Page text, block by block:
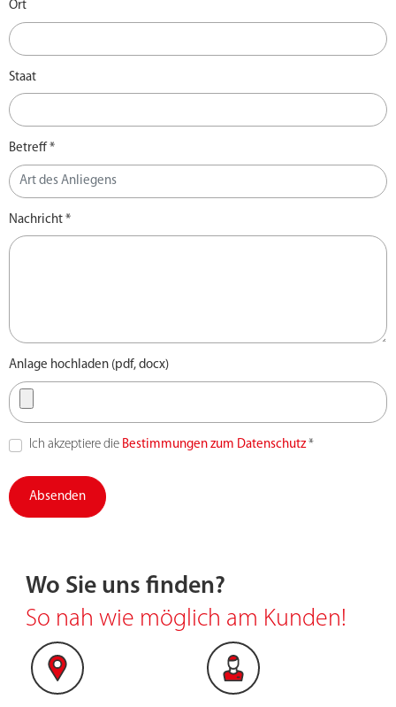
Ort
Staat
Betreff *
Nachricht *
Anlage hochladen (pdf, docx)
Ich akzeptiere die Bestimmungen zum Datenschutz*
Absenden
Wo Sie uns finden?
So nah wie möglich am Kunden!